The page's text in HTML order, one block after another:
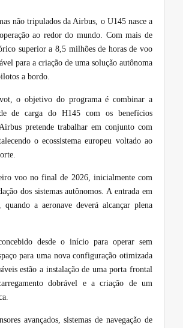
não tripulados da Airbus, o U145 nasce a
ao redor do mundo. Com mais de
superior a 8,5 milhões de horas de voo
para a criação de uma solução autônoma
a bordo.
o objetivo do programa é combinar a
de carga do H145 com os benefícios
pretende trabalhar em conjunto com
o ecossistema europeu voltado ao
voo no final de 2026, inicialmente com
dos sistemas autônomos. A entrada em
a aeronave deverá alcançar plena
desde o início para operar sem
para uma nova configuração otimizada
estão a instalação de uma porta frontal
dobrável e a criação de um
avançados, sistemas de navegação de